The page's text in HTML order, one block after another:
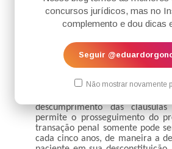
concursos jurídicos, mas no
complemento e dou dicas
Seguir
Não mostrar novamente
em razão do aceite à barganha
Ainda que os acordos
corretamente, a
vontade não coagida no sentido
da pena proposta, há
justiça negocial, em razão de
viciam a voluntariedade do
inclusive, o aceite ao acordo por
A celebração do acordo, por si
do imputado no habeas
descumprimento das
permite o prosseguimento do
transação penal somente pode
cada cinco anos, de maneira a